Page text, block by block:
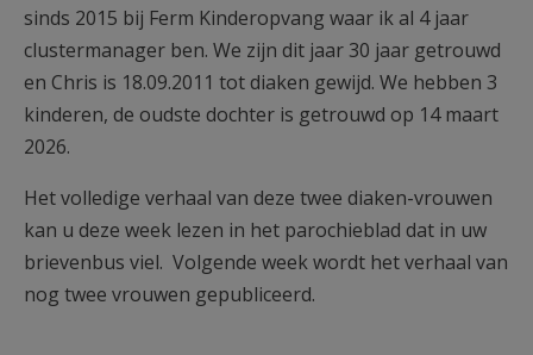
sinds 2015 bij Ferm Kinderopvang waar ik al 4 jaar
clustermanager ben. We zijn dit jaar 30 jaar getrouwd
en Chris is 18.09.2011 tot diaken gewijd. We hebben 3
kinderen, de oudste dochter is getrouwd op 14 maart
2026.
Het volledige verhaal van deze twee diaken-vrouwen
kan u deze week lezen in het parochieblad dat in uw
brievenbus viel. Volgende week wordt het verhaal van
nog twee vrouwen gepubliceerd.